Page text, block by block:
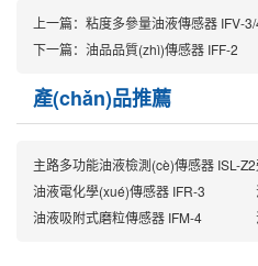
上一篇：粘度多參量油液傳感器 IFV-
下一篇：油品品質(zhì)傳感器 IFF-2
產(chǎn)品推薦
主路多功能油液檢測(cè)傳感器 ISL-Z2
油液電化學(xué)傳感器 IFR-3
油液吸附式磨粒傳感器 IFM-4